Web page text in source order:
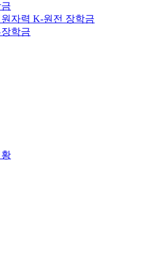
자력 K-원전 장학금
학금